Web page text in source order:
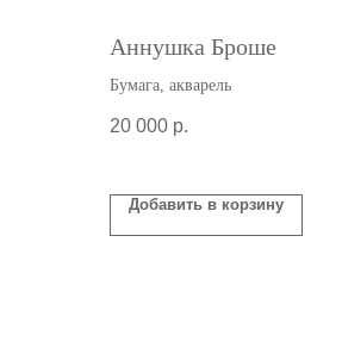
Аннушка Броше
Бумага, акварель
20 000 р.
Добавить в корзину